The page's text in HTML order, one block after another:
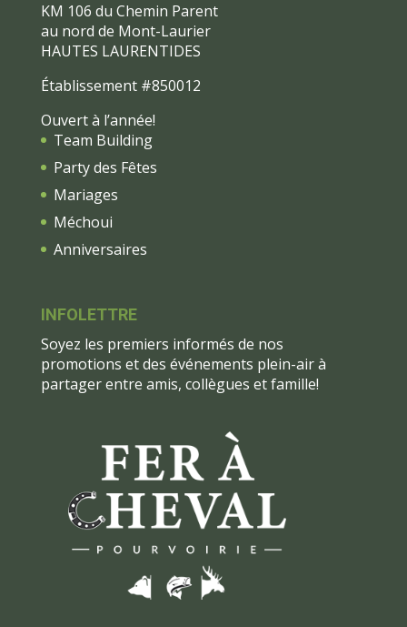
KM 106 du Chemin Parent
au nord de Mont-Laurier
HAUTES LAURENTIDES
Établissement #850012
Ouvert à l’année!
Team Building
Party des Fêtes
Mariages
Méchoui
Anniversaires
INFOLETTRE
Soyez les premiers informés de nos
promotions et des événements plein-air à
partager entre amis, collègues et famille!